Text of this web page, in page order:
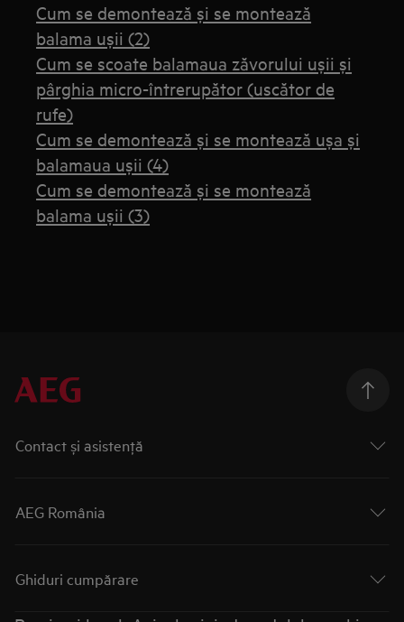
Cum se demontează și se montează
balama ușii (2)
Cum se scoate balamaua zăvorului ușii și
pârghia micro-întrerupător (uscător de
rufe)
Cum se demontează și se montează ușa și
balamaua ușii (4)
Cum se demontează și se montează
balama ușii (3)
Contact și asistenţă
AEG România
Ghiduri cumpărare